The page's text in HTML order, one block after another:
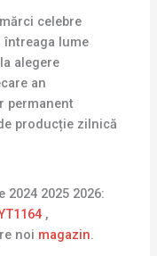
celebre
întreaga lume
alegere
an
permanent
producție zilnică
2025 2026:
,
noi magazin.